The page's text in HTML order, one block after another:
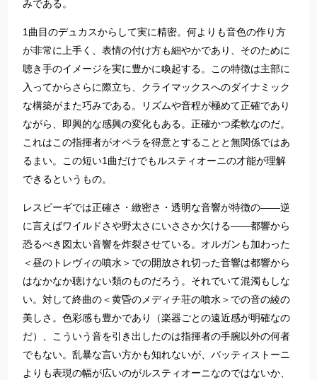
みである。
1曲目のデュカスからして実に精密。何よりも音色の作り方
が非常に上手く、表情の付け方も細やかであり、そのために
聴き手のイメージを実に豊かに喚起する。この特徴は主部に
入ってからさらに際立ち、クライマックスへのダイナミック
な構築がまた巧みである。リズムや音程が極めて正確であり
ながら、即興的な感興の変化もある。正確かつ柔軟なのだ。
これはこの指揮者がオペラを得意とすることと無関係ではあ
るまい。この短い1曲だけでもルスティオーニの才能が理解
できるというもの。
レスピーギでは正確さ・緻密さ・透明な音響が特徴の――逆
に言えばワイルドさや野太さにいささか欠ける――都響から
恐るべき図太い音響を炸裂させている。オルガンも加わった
＜昼のトレヴィの噴水＞での開放され切った音響は都響から
はなかなか聴けない類のものだろう。それでいて混濁もしな
い。対して終曲の＜黄昏のメディチ荘の噴水＞での音の綾の
美しさ。色彩感も豊かであり（楽器ごとの遠近感が明確なの
だ）、こういう音を引き出したのは指揮者の手腕以外の何者
でもない。乱暴な言い方かも知れないが、バッティストーニ
よりも表現の幅が広いのがルスティオーニなのではないか、